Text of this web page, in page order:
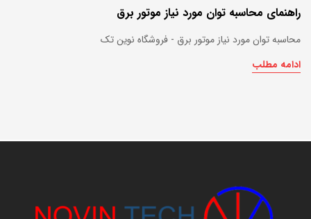
راهنمای محاسبه توان مورد نیاز موتور برق
محاسبه توان مورد نیاز موتور برق - فروشگاه نوین تک
ادامه مطلب